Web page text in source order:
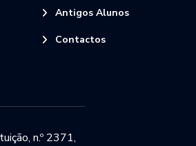
Antigos Alunos
Contactos
n.º 2371,